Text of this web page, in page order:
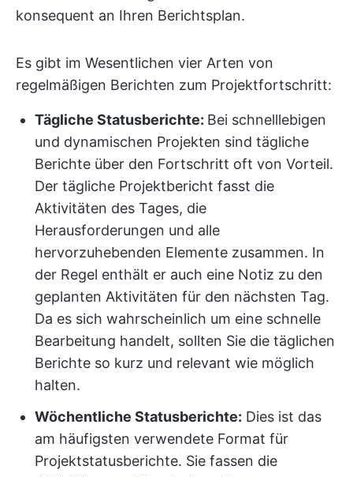
konsequent an Ihren Berichtsplan.
Es gibt im Wesentlichen vier Arten von
regelmäßigen Berichten zum Projektfortschritt:
Tägliche Statusberichte: Bei schnelllebigen
und dynamischen Projekten sind tägliche
Berichte über den Fortschritt oft von Vorteil.
Der tägliche Projektbericht fasst die
Aktivitäten des Tages, die
Herausforderungen und alle
hervorzuhebenden Elemente zusammen. In
der Regel enthält er auch eine Notiz zu den
geplanten Aktivitäten für den nächsten Tag.
Da es sich wahrscheinlich um eine schnelle
Bearbeitung handelt, sollten Sie die täglichen
Berichte so kurz und relevant wie möglich
halten.
Wöchentliche Statusberichte: Dies ist das
am häufigsten verwendete Format für
Projektstatusberichte. Sie fassen die